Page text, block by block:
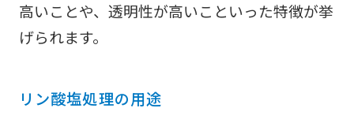
高いことや、透明性が高いこといった特徴が挙
げられます。
リン酸塩処理の用途